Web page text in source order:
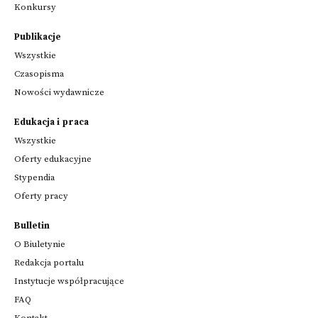
Konkursy
Publikacje
Wszystkie
Czasopisma
Nowości wydawnicze
Edukacja i praca
Wszystkie
Oferty edukacyjne
Stypendia
Oferty pracy
Bulletin
O Biuletynie
Redakcja portalu
Instytucje współpracujące
FAQ